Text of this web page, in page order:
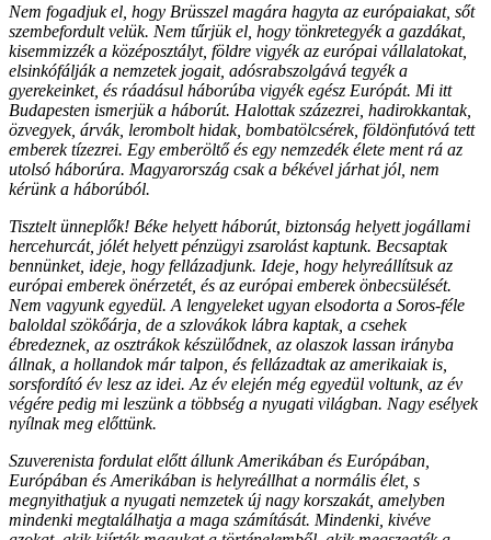
Nem fogadjuk el, hogy Brüsszel magára hagyta az európaiakat, sőt
szembefordult velük. Nem tűrjük el, hogy tönkretegyék a gazdákat,
kisemmizzék a középosztályt, földre vigyék az európai vállalatokat,
elsinkófálják a nemzetek jogait, adósrabszolgává tegyék a
gyerekeinket, és ráadásul háborúba vigyék egész Európát. Mi itt
Budapesten ismerjük a háborút. Halottak százezrei, hadirokkantak,
özvegyek, árvák, lerombolt hidak, bombatölcsérek, földönfutóvá tett
emberek tízezrei. Egy emberöltő és egy nemzedék élete ment rá az
utolsó háborúra. Magyarország csak a békével járhat jól, nem
kérünk a háborúból.
Tisztelt ünneplők! Béke helyett háborút, biztonság helyett jogállami
hercehurcát, jólét helyett pénzügyi zsarolást kaptunk. Becsaptak
bennünket, ideje, hogy fellázadjunk. Ideje, hogy helyreállítsuk az
európai emberek önérzetét, és az európai emberek önbecsülését.
Nem vagyunk egyedül. A lengyeleket ugyan elsodorta a Soros-féle
baloldal szökőárja, de a szlovákok lábra kaptak, a csehek
ébredeznek, az osztrákok készülődnek, az olaszok lassan irányba
állnak, a hollandok már talpon, és fellázadtak az amerikaiak is,
sorsfordító év lesz az idei. Az év elején még egyedül voltunk, az év
végére pedig mi leszünk a többség a nyugati világban. Nagy esélyek
nyílnak meg előttünk.
Szuverenista fordulat előtt állunk Amerikában és Európában,
Európában és Amerikában is helyreállhat a normális élet, s
megnyithatjuk a nyugati nemzetek új nagy korszakát, amelyben
mindenki megtalálhatja a maga számítását. Mindenki, kivéve